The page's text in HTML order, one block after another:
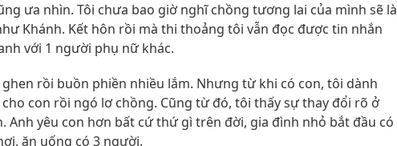
ưa nhìn. Tôi chưa bao giờ nghĩ chồng tương lai của mình sẽ là
Khánh. Kết hôn rồi mà thi thoảng tôi vẫn đọc được tin nhắn
với 1 người phụ nữ khác.
rồi buồn phiền nhiều lắm. Nhưng từ khi có con, tôi dành
con rồi ngó lơ chồng. Cũng từ đó, tôi thấy sự thay đổi rõ ở
Anh yêu con hơn bất cứ thứ gì trên đời, gia đình nhỏ bắt đầu có
ăn uống có 3 người.